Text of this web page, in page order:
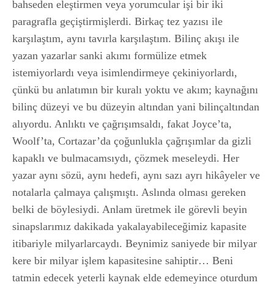
bahseden eleştirmen veya yorumcular işi bir iki
paragrafla geçiştirmişlerdi. Birkaç tez yazısı ile
karşılaştım, aynı tavırla karşılaştım. Bilinç akışı ile
yazan yazarlar sanki akımı formülize etmek
istemiyorlardı veya isimlendirmeye çekiniyorlardı,
çünkü bu anlatımın bir kuralı yoktu ve akım; kaynağını
bilinç düzeyi ve bu düzeyin altından yani bilinçaltından
alıyordu. Anlıktı ve çağrışımsaldı, fakat Joyce’ta,
Woolf’ta, Cortazar’da çoğunlukla çağrışımlar da gizli
kapaklı ve bulmacamsıydı, çözmek meseleydi. Her
yazar aynı sözü, aynı hedefi, aynı sazı ayrı hikâyeler ve
notalarla çalmaya çalışmıştı. Aslında olması gereken
belki de böylesiydi. Anlam üretmek ile görevli beyin
sinapslarımız dakikada yakalayabileceğimiz kapasite
itibariyle milyarlarcaydı. Beynimiz saniyede bir milyar
kere bir milyar işlem kapasitesine sahiptir… Beni
tatmin edecek yeterli kaynak elde edemeyince oturdum